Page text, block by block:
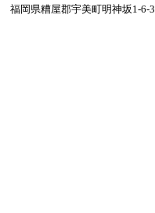
福岡県糟屋郡宇美町明神坂1-6-3